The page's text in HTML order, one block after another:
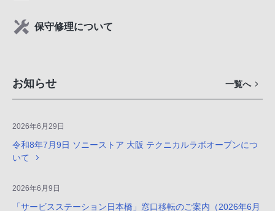
保守修理について
お知らせ 一覧へ
2026年6月29日
令和8年7月9日 ソニーストア 大阪 テクニカルラボオープンにつ
いて
2026年6月9日
「サービスステーション日本橋」窓口移転のご案内（2026年6月